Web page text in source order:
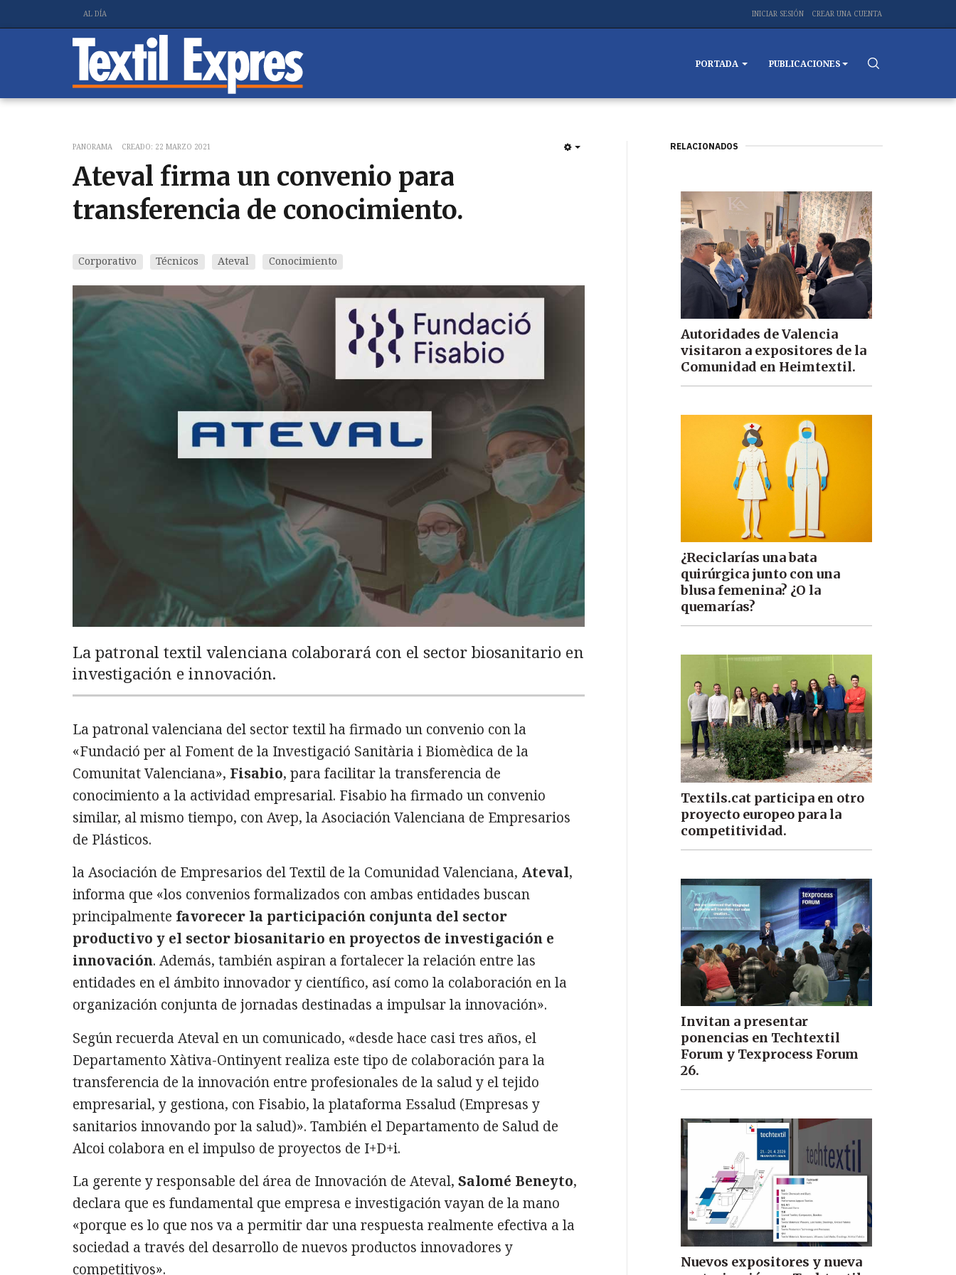
AL DÍA INICIAR SESIÓN CREAR UNA CUENTA
PORTADA PUBLICACIONES
PANORAMA CREADO: 22 MARZO 2021
Ateval firma un convenio para
transferencia de conocimiento.
Corporativo Técnicos Ateval Conocimiento
La patronal textil valenciana colaborará con el sector biosanitario en
investigación e innovación.
La patronal valenciana del sector textil ha firmado un convenio con la
«Fundació per al Foment de la Investigació Sanitària i Biomèdica de la
Comunitat Valenciana», Fisabio, para facilitar la transferencia de
conocimiento a la actividad empresarial. Fisabio ha firmado un convenio
similar, al mismo tiempo, con Avep, la Asociación Valenciana de Empresarios
de Plásticos.
la Asociación de Empresarios del Textil de la Comunidad Valenciana, Ateval,
informa que «los convenios formalizados con ambas entidades buscan
principalmente favorecer la participación conjunta del sector
productivo y el sector biosanitario en proyectos de investigación e
innovación. Además, también aspiran a fortalecer la relación entre las
entidades en el ámbito innovador y científico, así como la colaboración en la
organización conjunta de jornadas destinadas a impulsar la innovación».
Según recuerda Ateval en un comunicado, «desde hace casi tres años, el
Departamento Xàtiva-Ontinyent realiza este tipo de colaboración para la
transferencia de la innovación entre profesionales de la salud y el tejido
empresarial, y gestiona, con Fisabio, la plataforma Essalud (Empresas y
sanitarios innovando por la salud)». También el Departamento de Salud de
Alcoi colabora en el impulso de proyectos de I+D+i.
La gerente y responsable del área de Innovación de Ateval, Salomé Beneyto,
declara que es fundamental que empresa e investigación vayan de la mano
«porque es lo que nos va a permitir dar una respuesta realmente efectiva a la
sociedad a través del desarrollo de nuevos productos innovadores y
competitivos».
RELACIONADOS
Autoridades de Valencia
visitaron a expositores de la
Comunidad en Heimtextil.
¿Reciclarías una bata
quirúrgica junto con una
blusa femenina? ¿O la
quemarías?
Textils.cat participa en otro
proyecto europeo para la
competitividad.
Invitan a presentar
ponencias en Techtextil
Forum y Texprocess Forum
26.
Nuevos expositores y nueva